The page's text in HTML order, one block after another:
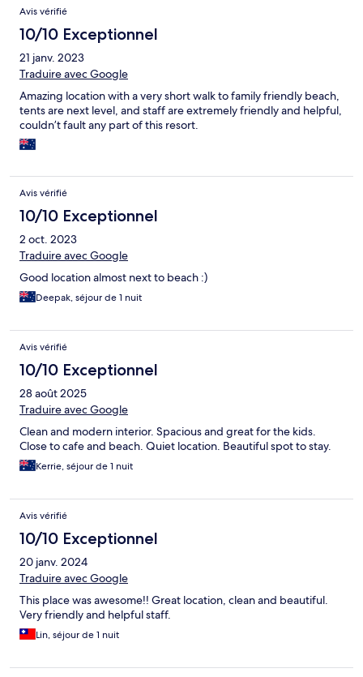
Avis vérifié
10/10 Exceptionnel
21 janv. 2023
Traduire avec Google
Amazing location with a very short walk to family friendly beach,
tents are next level, and staff are extremely friendly and helpful,
couldn’t fault any part of this resort.
Avis vérifié
10/10 Exceptionnel
2 oct. 2023
Traduire avec Google
Good location almost next to beach :)
Deepak, séjour de 1 nuit
Avis vérifié
10/10 Exceptionnel
28 août 2025
Traduire avec Google
Clean and modern interior. Spacious and great for the kids.
Close to cafe and beach. Quiet location. Beautiful spot to stay.
Kerrie, séjour de 1 nuit
Avis vérifié
10/10 Exceptionnel
20 janv. 2024
Traduire avec Google
This place was awesome!! Great location, clean and beautiful.
Very friendly and helpful staff.
Lin, séjour de 1 nuit